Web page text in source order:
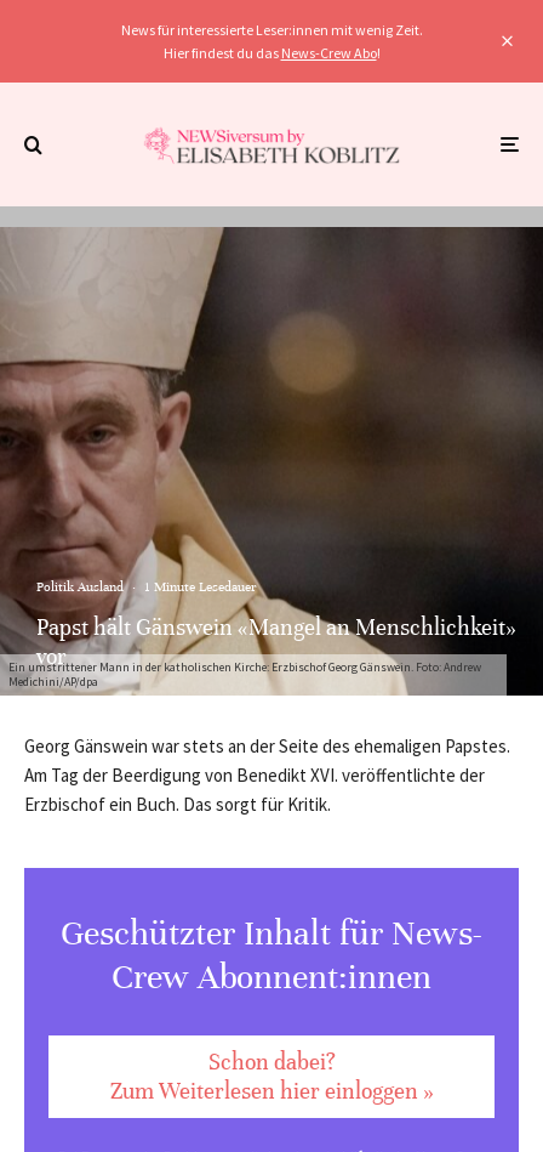
News für interessierte Leser:innen mit wenig Zeit.
Hier findest du das News-Crew Abo!
Ein umstrittener Mann in der katholischen Kirche: Erzbischof Georg Gänswein. Foto: Andrew
Medichini/AP/dpa
Politik Ausland · 1 Minute Lesedauer
Papst hält Gänswein «Mangel an Menschlichkeit»
vor
Georg Gänswein war stets an der Seite des ehemaligen Papstes.
Am Tag der Beerdigung von Benedikt XVI. veröffentlichte der
Erzbischof ein Buch. Das sorgt für Kritik.
Geschützter Inhalt für News-
Crew Abonnent:innen
Schon dabei?
Zum Weiterlesen hier einloggen »